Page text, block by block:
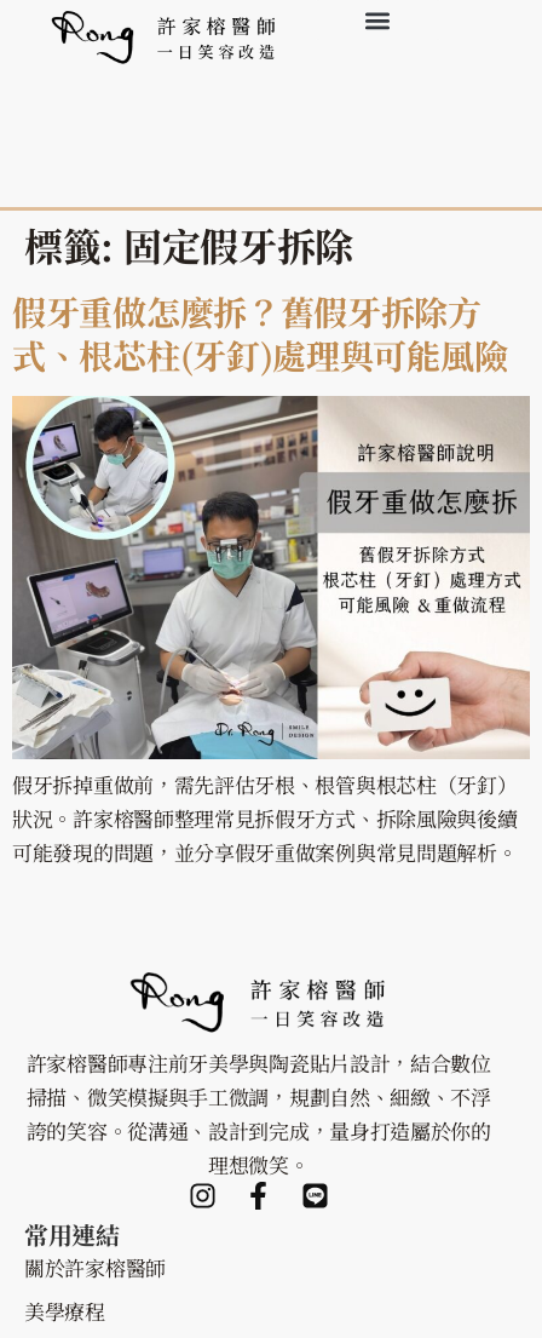
標籤: 固定假牙拆除
假牙重做怎麼拆？舊假牙拆除方
式、根芯柱(牙釘)處理與可能風險
假牙拆掉重做前，需先評估牙根、根管與根芯柱（牙釘）
狀況。許家榕醫師整理常見拆假牙方式、拆除風險與後續
可能發現的問題，並分享假牙重做案例與常見問題解析。
許家榕醫師專注前牙美學與陶瓷貼片設計，結合數位
掃描、微笑模擬與手工微調，規劃自然、細緻、不浮
誇的笑容。從溝通、設計到完成，量身打造屬於你的
理想微笑。
常用連結
關於許家榕醫師
美學療程